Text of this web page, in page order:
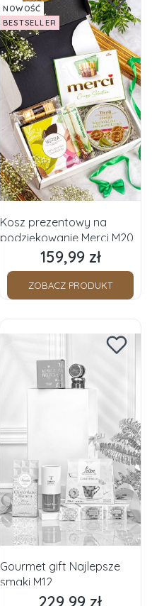
NOWOŚĆ
BESTSELLER
Kosz prezentowy na
podziękowanie Merci M20
Cena
159,99 zł
ZOBACZ PRODUKT
Gourmet gift Najlepsze
smaki M12
Cena
229,99 zł